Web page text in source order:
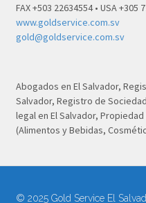
FAX +503 22634554 • USA +305
www.goldservice.com.sv
gold@goldservice.com.sv
Abogados en El Salvador,
Salvador, Registro de
legal en El Salvador,
(Alimentos y Bebidas,
© 2025 Gold Service El